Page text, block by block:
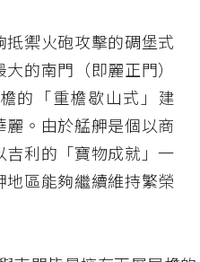
禦火砲攻擊的碉堡式
的南門（即麗正門）
的「重檐歇山式」建
。由於艋舺是個以商
利的「寶物成就」一
區能夠繼續維持繁榮